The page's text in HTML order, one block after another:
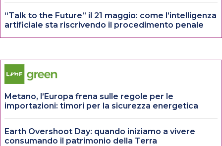
“Talk to the Future” il 21 maggio: come l’intelligenza
artificiale sta riscrivendo il procedimento penale
Metano, l’Europa frena sulle regole per le
importazioni: timori per la sicurezza energetica
Earth Overshoot Day: quando iniziamo a vivere
consumando il patrimonio della Terra